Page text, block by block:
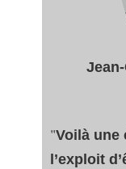
"Voilà une
l’exploit